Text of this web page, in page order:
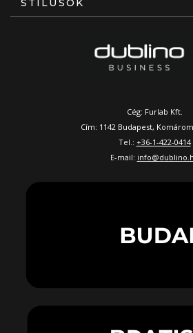
STÍLUSOK
Cég: Furlab Kft.
Cím: 1142 Budapest,
Tel.: +36-1-422-0414
E-mail: